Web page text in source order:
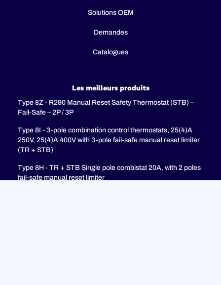
Solutions OEM
Demandes
Catalogues
Les meilleurs produits
Type 8Z - R290 Manual Reset Safety Thermostat (STB) –
Fail-Safe – 2P / 3P
Type 8I - 3-pole combination control thermostats, 25(4)A
250V, 25(4)A 400V with 3-pole fail-safe manual reset limiter
(TR + STB)
Type 8H - TR + STB Single pole combistat 20A, with 2 poles
fail-safe manual reset limiter